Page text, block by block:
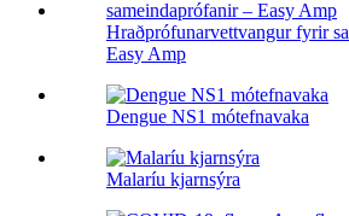
Hraðprófunarvettvangur fyrir
Easy Amp
Dengue NS1 mótefnavaka
Malaríu kjarnsýra